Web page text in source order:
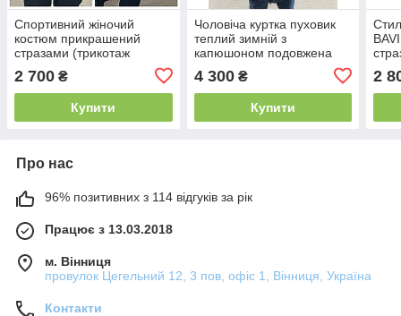
Спортивний жіночий
костюм прикрашений
стразами (трикотаж
двунить Туреччина) батал
великі розміри Чорний
2 700 ₴
Купити
Чоловіча куртка пуховик
теплий зимній з
капюшоном подовжена
/50 52 54р
4 300₴
Купити
2
Про нас
96% позитивних з 114 відгуків за рік
Працює з 13.03.2018
м. Вінниця
провулок Цегельний 12, 3 пов, офіс 1, Вінниця, Україна
Контакти